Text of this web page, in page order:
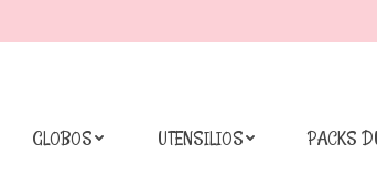
GLOBOS UTENSILIOS PACKS